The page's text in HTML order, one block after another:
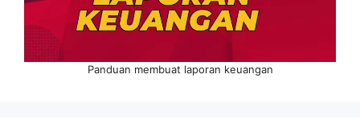
Panduan membuat laporan keuangan